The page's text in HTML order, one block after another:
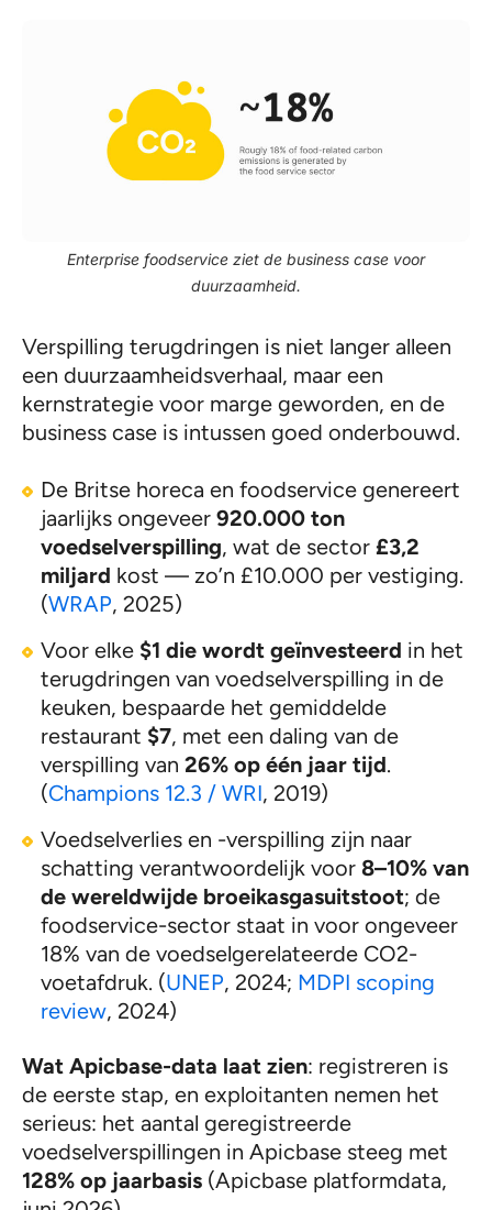
Enterprise foodservice ziet de business case voor
duurzaamheid.
Verspilling terugdringen is niet langer alleen
een duurzaamheidsverhaal, maar een
kernstrategie voor marge geworden, en de
business case is intussen goed onderbouwd.
De Britse horeca en foodservice genereert
jaarlijks ongeveer 920.000 ton
voedselverspilling, wat de sector £3,2
miljard kost — zo’n £10.000 per vestiging.
(WRAP, 2025)
Voor elke $1 die wordt geïnvesteerd in het
terugdringen van voedselverspilling in de
keuken, bespaarde het gemiddelde
restaurant $7, met een daling van de
verspilling van 26% op één jaar tijd.
(Champions 12.3 / WRI, 2019)
Voedselverlies en -verspilling zijn naar
schatting verantwoordelijk voor 8–10% van
de wereldwijde broeikasgasuitstoot; de
foodservice-sector staat in voor ongeveer
18% van de voedselgerelateerde CO2-
voetafdruk. (UNEP, 2024; MDPI scoping
review, 2024)
Wat Apicbase-data laat zien: registreren is
de eerste stap, en exploitanten nemen het
serieus: het aantal geregistreerde
voedselverspillingen in Apicbase steeg met
128% op jaarbasis (Apicbase platformdata,